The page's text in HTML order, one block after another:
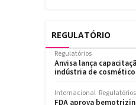
REGULATÓRIO
Regulatórios
Anvisa lança
indústria de
Internacional Regulatórios
FDA aprova